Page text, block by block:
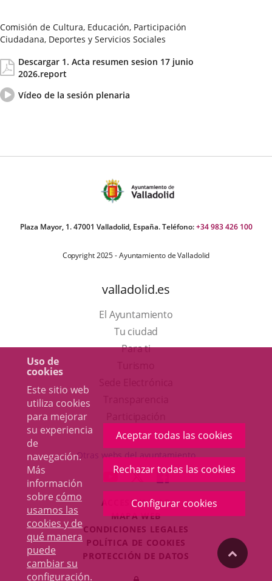
Uso de
cookies
Este sitio web
utiliza cookies
para mejorar
su experiencia
de
navegación.
Más
información
sobre cómo
usamos las
cookies y de
qué manera
puede
cambiar su
configuración.
Aceptar todas las cookies
Rechazar todas las cookies
Configurar cookies
Comisión de Cultura, Educación, Participación
Ciudadana, Deportes y Servicios Sociales
de
la
Sesión
Descargar 1. Acta resumen sesion 17 junio
2026.report
Vídeo
del
Vídeo de la sesión plenaria
Plaza Mayor, 1. 47001 Valladolid, España. Teléfono:+34 983 426 100
Copyright 2025 - Ayuntamiento de Valladolid
valladolid.es
El Ayuntamiento
Tu ciudad
Para ti
en
una
ventana
nueva.
aplicación
externa.
Otras webs del ayuntamiento
ENLACE
A
UNA
APLICACIÓN
EXTERNA.
ENLACE
A
UNA
APLICACIÓN
EXTERNA.
ENLACE
A
UNA
EXTERNA.
ACCESIBILIDAD
MAPA WEB
CONDICIONES LEGALES
POLÍTICA DE COOKIES
PROTECCIÓN DE DATOS
Iniciar
"Volver